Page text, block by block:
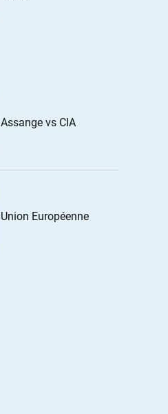
Assange vs CIA
Union Européenne